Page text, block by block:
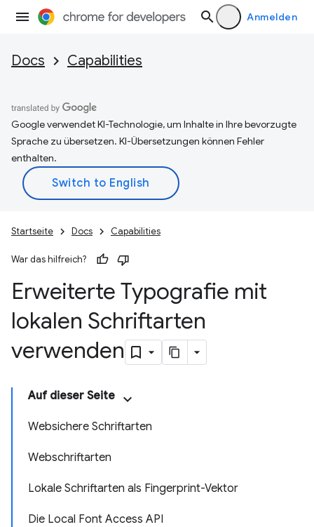
Anmelden
Docs Capabilities
Google verwendet KI-Technologie, um Inhalte in Ihre bevorzugte
Sprache zu übersetzen. KI-Übersetzungen können Fehler
enthalten.
Startseite Docs Capabilities
War das hilfreich?
Erweiterte Typografie mit
lokalen Schriftarten
verwenden
Auf dieser Seite
Websichere Schriftarten
Webschriftarten
Lokale Schriftarten als Fingerprint-Vektor
Die Local Font Access API